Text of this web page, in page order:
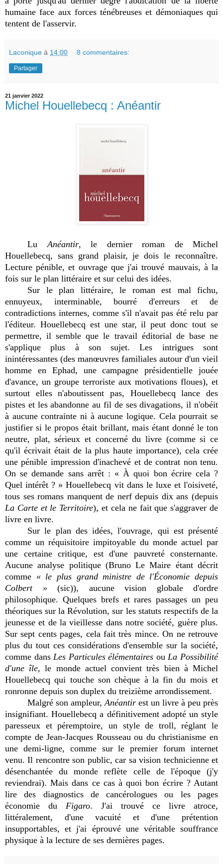
humaine face aux forces ténébreuses et démoniaques qui
tentent de l'asservir.
Laconique à 14:00 8 commentaires:
Partager
21 janvier 2022
Michel Houellebecq : Anéantir
Lu Anéantir, le dernier roman de Michel
Houellebecq, sans grand plaisir, je dois le reconnaître.
Lecture pénible, et ouvrage que j'ai trouvé mauvais, à la
fois sur le plan littéraire et sur celui des idées.
Sur le plan littéraire, le roman est mal fichu,
ennuyeux, interminable, bourré d'erreurs et de
contradictions internes, comme s'il n'avait pas été relu par
l'éditeur. Houellebecq est une star, il peut donc tout se
permettre, il semble que le travail éditorial de base ne
s'applique plus à son sujet. Les intrigues sont
inintéressantes (des manœuvres familiales autour d'un vieil
homme en Ephad, une campagne présidentielle jouée
d'avance, un groupe terroriste aux motivations floues), et
surtout elles n'aboutissent pas, Houellebecq lance des
pistes et les abandonne au fil de ses divagations, il n'obéit
à aucune contrainte ni à aucune logique. Cela pourrait se
justifier si le propos était brillant, mais étant donné le ton
neutre, plat, sérieux et concerné du livre (comme si ce
qu'il écrivait était de la plus haute importance), cela crée
une pénible impression d'inachevé et de contrat non tenu.
On se demande sans arrêt : « À quoi bon écrire cela ?
Quel intérêt ? » Houellebecq vit dans le luxe et l'oisiveté,
tous ses romans manquent de nerf depuis dix ans (depuis
La Carte et le Territoire), et cela ne fait que s'aggraver de
livre en livre.
Sur le plan des idées, l'ouvrage, qui est présenté
comme un réquisitoire impitoyable du monde actuel par
une certaine critique, est d'une pauvreté consternante.
Aucune analyse politique (Bruno Le Maire étant décrit
comme « le plus grand ministre de l'Économie depuis
Colbert » (sic)), aucune vision globale d'ordre
philosophique. Quelques brefs et rares passages un peu
théoriques sur la Révolution, sur les statuts respectifs de la
jeunesse et de la vieillesse dans notre société, guère plus.
Sur sept cents pages, cela fait très mince. On ne retrouve
plus du tout ces considérations d'ensemble sur la société,
comme dans Les Particules élémentaires ou La Possibilité
d'une île, le monde actuel convient très bien à Michel
Houellebecq qui touche son chèque à la fin du mois et
ronronne depuis son duplex du treizième arrondissement.
Malgré son ampleur, Anéantir est un livre à peu près
insignifiant. Houellebecq a définitivement adopté un style
paresseux et péremptoire, un style de troll, réglant le
compte de Jean-Jacques Rousseau ou du christianisme en
une demi-ligne, comme sur le premier forum internet
venu. Il rencontre son public, car sa vision technicienne et
désenchantée du monde reflète celle de l'époque (j'y
reviendrai). Mais dans ce cas à quoi bon écrire ? Autant
lire des diagnostics de cancérologues ou les pages
économie du Figaro. J'ai trouvé ce livre atroce,
littéralement, d'une vacuité et d'une prétention
insupportables, et j'ai éprouvé une véritable souffrance
physique à la lecture de ses dernières pages.